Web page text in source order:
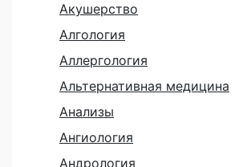
Акушерство
Алгология
Аллергология
Альтернативная медицина
Анализы
Ангиология
Андрология